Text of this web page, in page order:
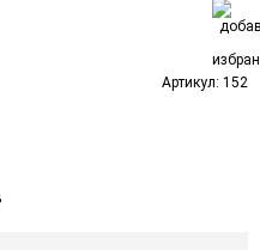
Артикул: 152